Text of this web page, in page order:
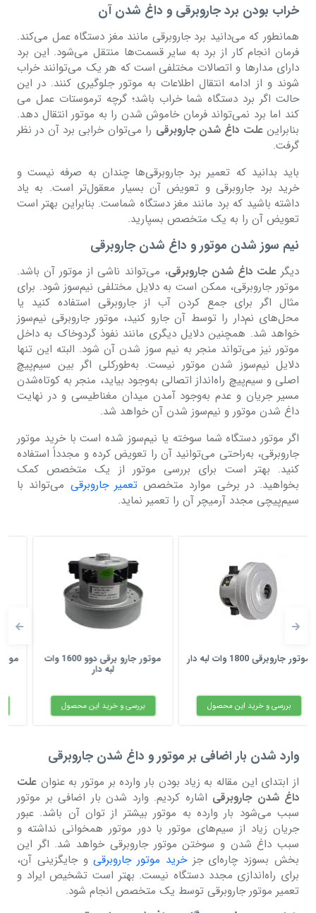
خراب بودن برد جاروبرقی و داغ شدن آن
همانطور که می‌دانید برد جاروبرقی مانند مغز دستگاه عمل می‌کند.
فرمان انجام کار از برد به سایر قسمت‌ها منتقل می‌شود. این برد
دارای مدارها و اتصالات مختلفی است که هر یک می‌توانند خراب
شوند و از ادامه انتقال اطلاعات به موتور جلوگیری کنند. در این
حالت اگر برد دستگاه شما خراب باشد؛ گرچه ترموستات عمل می
کند اما برد نمی‌تواند فرمان خاموش شدن را به موتور انتقال دهد.
بنابراینعلت داغ شدن جاروبرقی را می‌توان خرابی برد آن در نظر
گرفت.
باید بدانید که تعمیر برد جاروبرقی‌ها چندان به صرفه نیست و
خرید برد جاروبرقی و تعویض آن بسیار معقول‌تر است. به یاد
داشته باشید که برد مانند مغز دستگاه شماست. بنابراین بهتر است
تعویض آن را به یک متخصص بسپارید.
نیم سوز شدن موتور و داغ شدن جاروبرقی
دیگرعلت داغ شدن جاروبرقی، می‌تواند ناشی از موتور آن باشد.
موتور جاروبرقی، ممکن است به دلایل مختلفی نیم‌سوز شود. برای
مثال اگر برای جمع کردن آب از جاروبرقی استفاده کنید یا
محل‌های نم‌دار را توسط آن جارو کنید، موتور جاروبرقی نیم‌سوز
خواهد شد. همچنین دلایل دیگری مانند نفوذ گردوخاک به داخل
موتور نیز می‌تواند منجر به نیم سوز شدن آن شود. البته این تنها
دلایل نیم‌سوز شدن موتور نیست. به‌طورکلی اگر بین سیم‌پیچ
اصلی و سیم‌پیچ راه‌انداز اتصالی به‌وجود بیاید، منجر به کوتاه‌شدن
مسیر جریان و عدم به‌وجود آمدن میدان مغناطیسی و در نهایت
داغ شدن موتور و نیم‌سوز شدن آن خواهد شد.
اگر موتور دستگاه شما سوخته یا نیم‌سوز شده است با خرید موتور
جاروبرقی، به‌راحتی می‌توانید آن را تعویض کرده و مجدداً استفاده
کنید. بهتر است برای بررسی موتور از یک متخصص کمک
بخواهید. در برخی موارد متخصصتعمیر جاروبرقی می‌تواند با
سیم‌پیچی مجدد آرمیچر آن را تعمیر نماید.
موتور جارو برقی دوو 1600 وات
بررسی و خرید این محصول
موتور 2000 وات جارو برقی بوش
بدون لبه
بررسی و خرید این محصول
وارد شدن بار اضافی بر موتور و داغ شدن جاروبرقی
از ابتدای این مقاله به زیاد بودن بار وارده بر موتور به عنوان علت
داغ شدن جاروبرقی اشاره کردیم. وارد شدن بار اضافی بر موتور
سبب می‌شود بار وارده به موتور بیشتر از توان آن باشد. عبور
جریان زیاد از سیم‌های موتور با دور موتور همخوانی نداشته و
سبب داغ شدن و سوختن موتور جاروبرقی خواهد شد. اگر این
بخش بسوزد چاره‌ای جزخرید موتور جاروبرقیو جایگزینی آن،
برای راه‌اندازی مجدد دستگاه نیست. بهتر است تشخیص ایراد و
تعمیر موتور جاروبرقی توسط یک متخصص انجام شود.